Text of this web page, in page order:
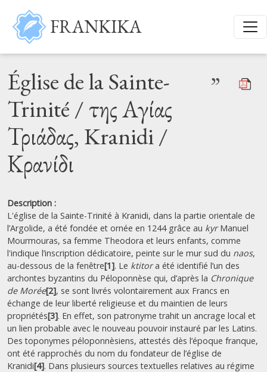
Aller au contenu principal
FRANKIKA
Église de la Sainte-
Trinité / της Αγίας
Τριάδας, Kranidi /
Κρανίδι
”
Description :
L'église de la Sainte-Trinité à Kranidi, dans la partie orientale de
l’Argolide, a été fondée et ornée en 1244 grâce au kyrManuel
Mourmouras, sa femme Theodora et leurs enfants, comme
l'indique l’inscription dédicatoire, peinte sur le mur sud du naos,
au-dessous de la fenêtre[1]. Le ktitora été identifié l’un des
archontes byzantins du Péloponnèse qui, d’après la Chronique
de Morée[2], se sont livrés volontairement aux Francs en
échange de leur liberté religieuse et du maintien de leurs
propriétés[3]. En effet, son patronyme trahit un ancrage local et
un lien probable avec le nouveau pouvoir instauré par les Latins.
Des toponymes péloponnèsiens, attestés dès l’époque franque,
ont été rapprochés du nom du fondateur de l’église de
Kranidi[4]. Dans plusieurs sources textuelles relatives au régime